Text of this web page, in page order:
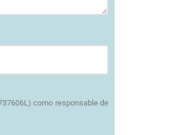
como responsable de